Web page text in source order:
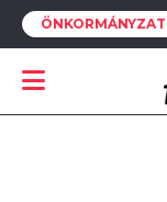
ÖNKORMÁNYZAT